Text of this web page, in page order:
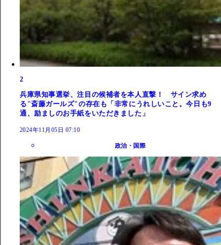
2
兵庫県知事選挙、注目の候補者を本人直撃！ サイン求め
る"斎藤ガールズ"の存在も「非常にうれしいこと。今日も9
通、励ましのお手紙をいただきました」
2024年11月05日 07:10
政治・国際